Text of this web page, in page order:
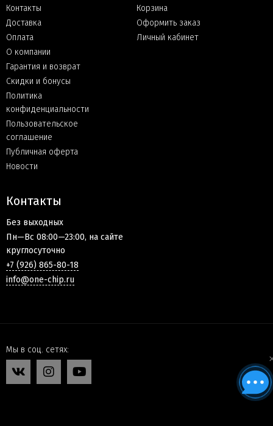
Контакты
Доставка
Оплата
О компании
Гарантия и возврат
Скидки и бонусы
Политика
конфиденциальности
Пользовательское
соглашение
Публичная оферта
Новости
Корзина
Оформить заказ
Личный кабинет
Контакты
Без выходных
Пн—Вс 08:00—23:00, на сайте
круглосуточно
+7 (926) 865-80-18
info@one-chip.ru
Мы в соц. сетях